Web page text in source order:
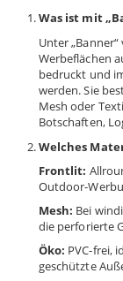
Was ist mit
Unter
Werbeflächen
bedruckt und
werden. Sie
Mesh oder
Botschaften,
Welches
Frontlit:
Outdoor-
Mesh: Bei
die perforierte
Öko: PVC-frei,
geschützte